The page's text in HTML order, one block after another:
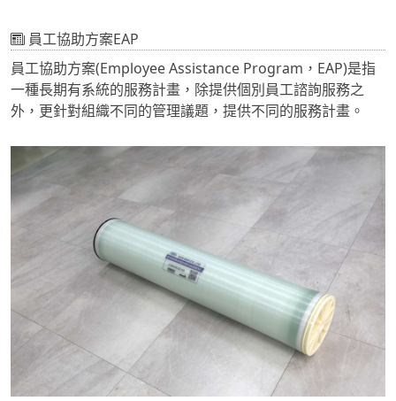
員工協助方案EAP
員工協助方案(Employee Assistance Program，EAP)是指
一種長期有系統的服務計畫，除提供個別員工諮詢服務之
外，更針對組織不同的管理議題，提供不同的服務計畫。